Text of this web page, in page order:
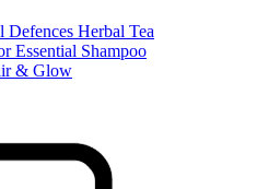
Herbal Tea
Essential Shampoo
& Glow